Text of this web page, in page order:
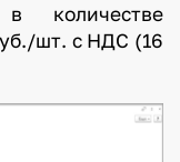
количестве
шт. с НДС (16